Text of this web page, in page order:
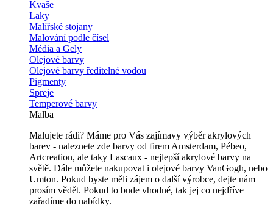
Kvaše
Laky
Malířské stojany
Malování podle čísel
Média a Gely
Olejové barvy
Olejové barvy ředitelné vodou
Pigmenty
Spreje
Temperové barvy
Malba
Malujete rádi? Máme pro Vás zajímavy výběr akrylových
barev - naleznete zde barvy od firem Amsterdam, Pébeo,
Artcreation, ale taky Lascaux - nejlepší akrylové barvy na
světě. Dále můžete nakupovat i olejové barvy VanGogh, nebo
Umton. Pokud byste měli zájem o další výrobce, dejte nám
prosím vědět. Pokud to bude vhodné, tak jej co nejdříve
zařadíme do nabídky.